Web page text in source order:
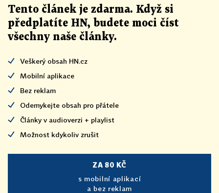
Tento článek je zdarma. Když si
předplatíte HN, budete moci číst
všechny naše články.
Veškerý obsah HN.cz
Mobilní aplikace
Bez reklam
Odemykejte obsah pro přátele
Články v audioverzi + playlist
Možnost kdykoliv zrušit
ZA 80 KČ
s mobilní aplikací
a bez reklam